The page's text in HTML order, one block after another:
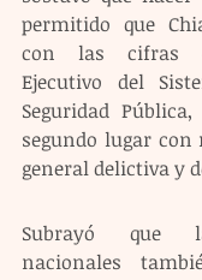
permitido que
con las cifras
Ejecutivo del
Seguridad
segundo lugar
general delictiva y
Subrayó que
nacionales